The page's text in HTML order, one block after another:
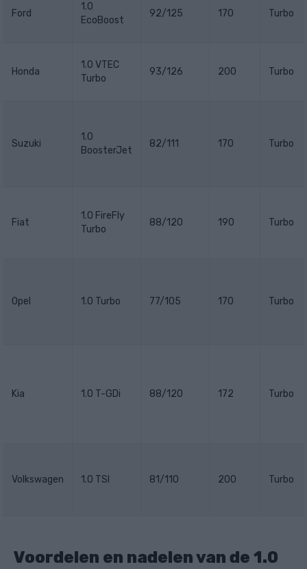
Ford
1.0
EcoBoost
92/125 170 Turbo
Honda
1.0 VTEC
Turbo
93/126 200 Turbo
Suzuki
1.0
BoosterJet
82/111 170 Turbo
Fiat
1.0 FireFly
Turbo
88/120 190 Turbo
Opel 1.0 Turbo 77/105 170 Turbo
Kia 1.0 T-GDi 88/120 172 Turbo
Volkswagen 1.0 TSI 81/110 200 Turbo
Voordelen en nadelen van de 1.0